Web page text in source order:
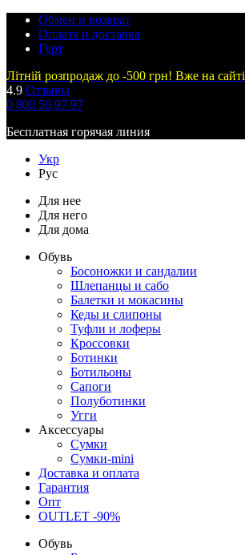
Обмен и возврат
Оплата и доставка
Гурт
Літній розпродаж до -500 грн! Вже на сайті
4.9 Отзывы
0 800 50 97 97
Бесплатная горячая линия
Укр
Рус
Для нее
Для него
Для дома
Обувь
Босоножки и сандалии
Шлепанцы и сабо
Балетки и мокасины
Кеды и слипоны
Туфли и лоферы
Кроссовки
Ботинки
Ботильоны
Сапоги
Полуботинки
Угги
Аксессуары
Сумки
Сумки-mini
Доставка и оплата
Гарантия
Опт
OUTLET -90%
Обувь